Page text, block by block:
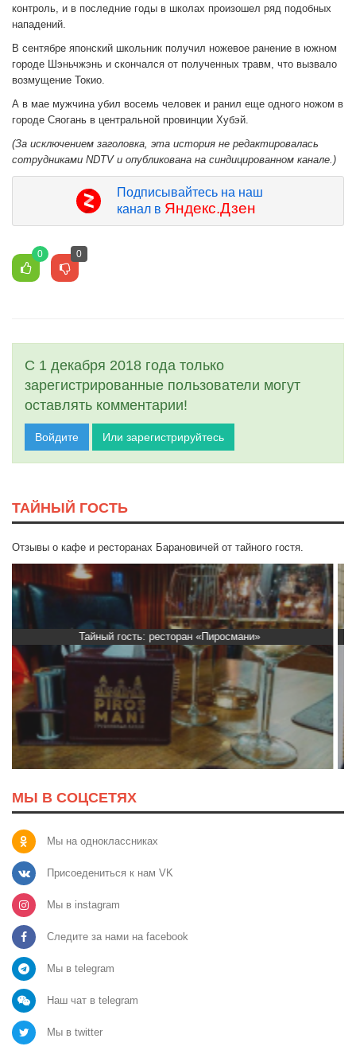
контроль, и в последние годы в школах произошел ряд подобных
нападений.
В сентябре японский школьник получил ножевое ранение в южном
городе Шэньчжэнь и скончался от полученных травм, что вызвало
возмущение Токио.
А в мае мужчина убил восемь человек и ранил еще одного ножом в
городе Сяогань в центральной провинции Хубэй.
(За исключением заголовка, эта история не редактировалась
сотрудниками NDTV и опубликована на синдицированном канале.)
Подписывайтесь на наш
канал в Яндекс.Дзен
0 0
С 1 декабря 2018 года только
зарегистрированные пользователи могут
оставлять комментарии!
Войдите Или зарегистрируйтесь
ТАЙНЫЙ ГОСТЬ
Отзывы о кафе и ресторанах Барановичей от тайного гостя.
Тайный гость: Ресторан “Папараць Кветка”
МЫ В СОЦСЕТЯХ
Мы на одноклассниках
Присоедениться к нам VK
Мы в instagram
Следите за нами на facebook
Мы в telegram
Наш чат в telegram
Мы в twitter